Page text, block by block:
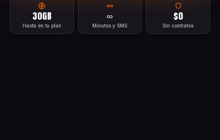
30GB
Hasta en tu plan
∞
Minutos y SMS
$0
Sin contratos